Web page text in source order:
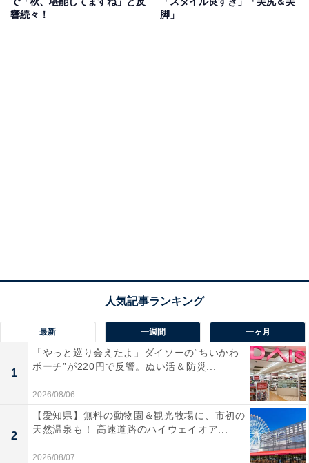
響続々！
脚」
最新 一週間 一ヶ月
1
「やっと巡り会えたよ」ダイソーの“ちいかわ
ポーチ”が220円で反響。ぬい活＆防災...
2026/08/06
2
【愛知県】無料の動物園＆観光牧場に、市初の
天然温泉も！ 高速道路のハイウェイオア...
2026/08/07